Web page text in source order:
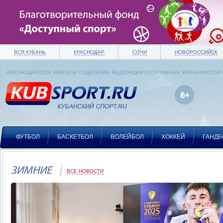
ВСЯ КУБАНЬ КРАСНОДАР СОЧИ НОВОРОССИЙСК
КРАСНОДАРСКОЕ КРАЕВОЕ ОТДЕЛЕНИЕ ФЕДЕРАЦИИ СПОРТИВНЫХ ЖУРНАЛИСТОВ
ФУТБОЛ БАСКЕТБОЛ ВОЛЕЙБОЛ ХОККЕЙ
ЗИМНИЕ ВСЕ НОВОСТИ